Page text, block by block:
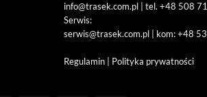
info@trasek.com.pl | tel. +48 508
Serwis:
serwis@trasek.com.pl | kom: +48
Regulamin Polityka prywatności